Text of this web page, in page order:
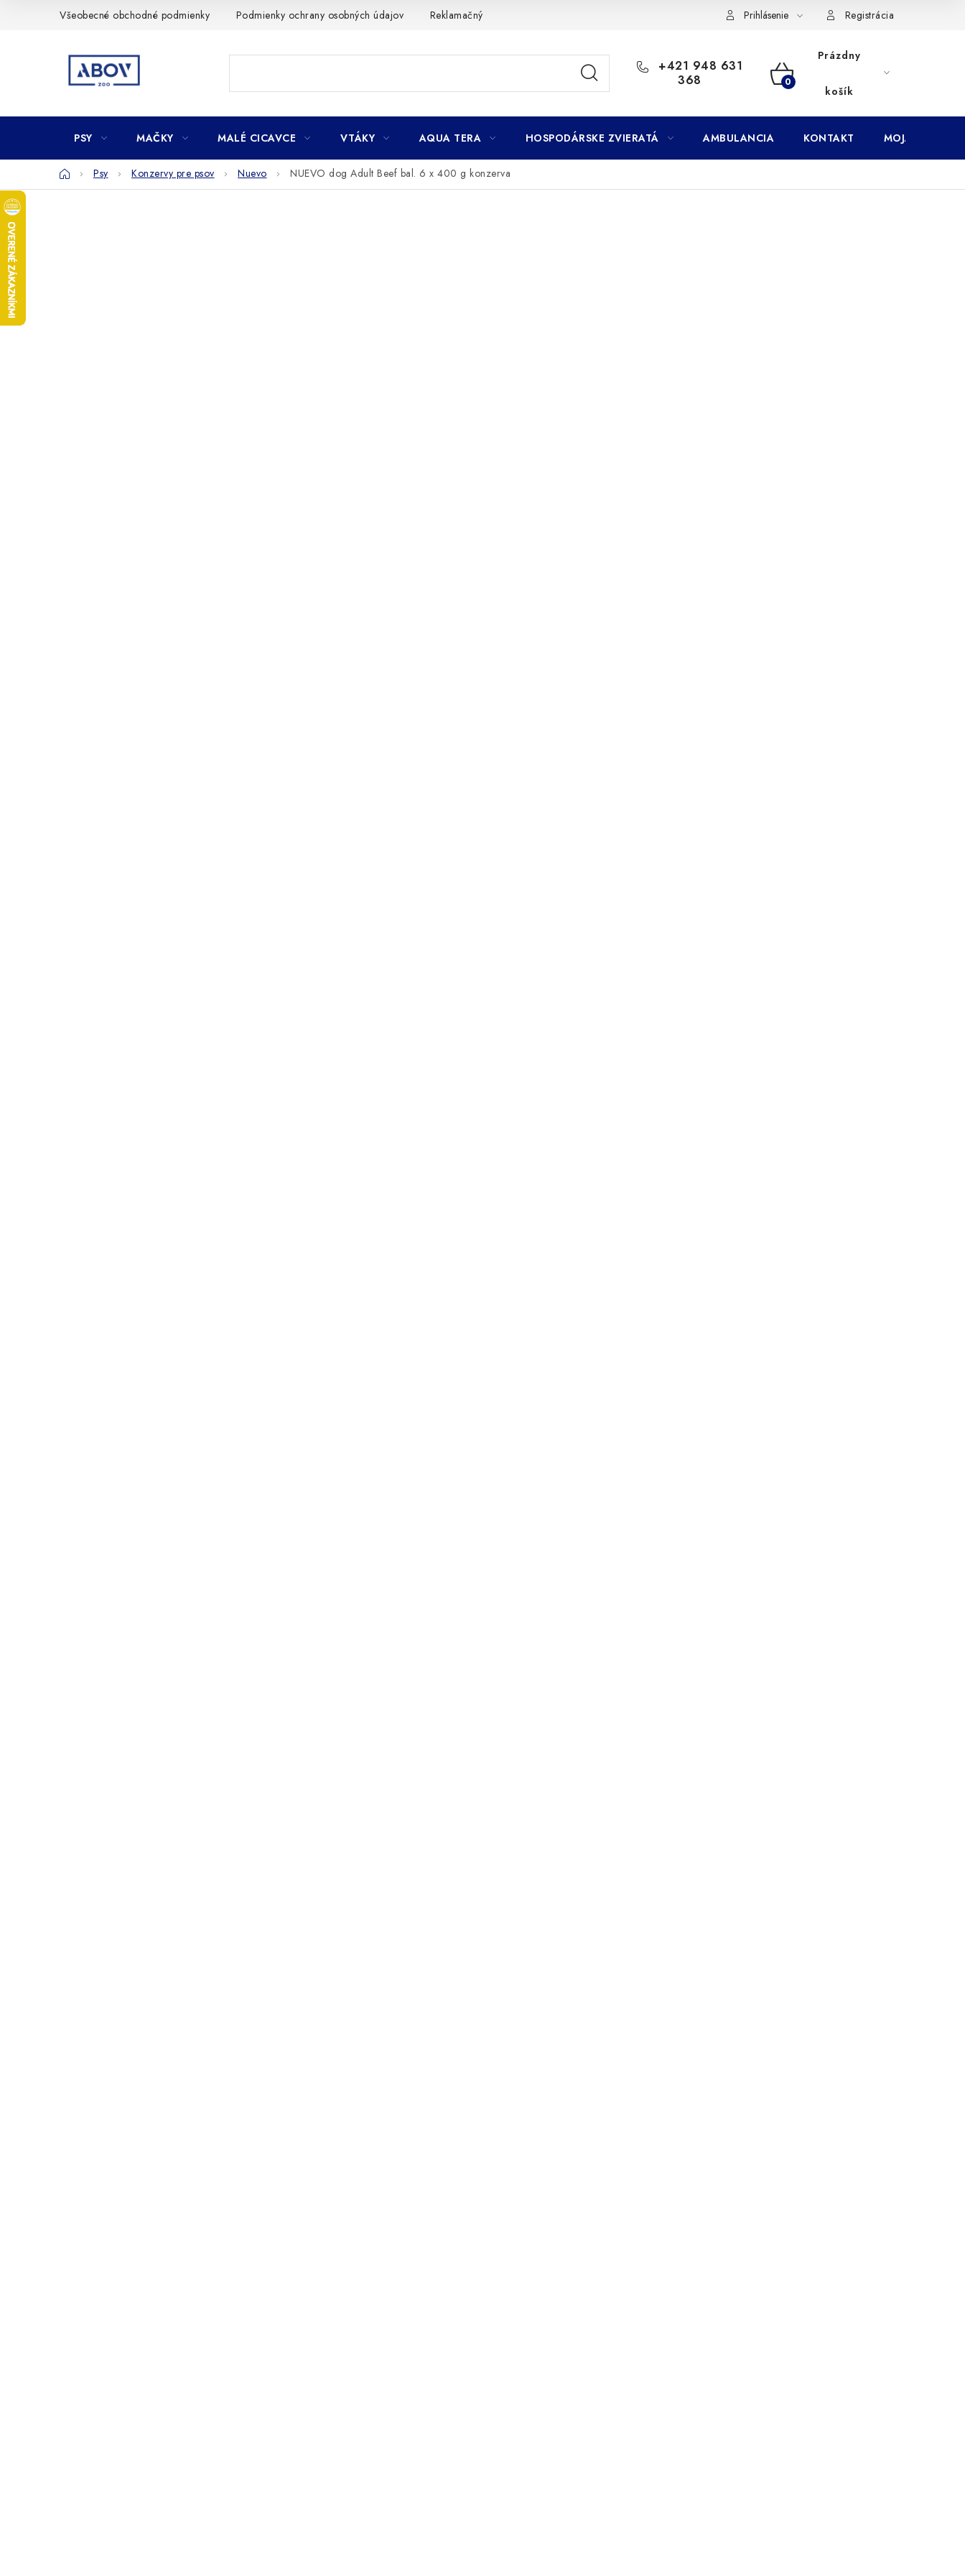
Všeobecné obchodné podmienky Podmienky ochrany osobných údajov Reklamačný poriadok Subory Cookies Vernostný program AbovZoo
Prihlásenie Registrácia
+421 948 631
368
NÁKUPNÝ
Prázdny
košík
PSY MAČKY MALÉ CICAVCE VTÁKY AQUA TERA HOSPODÁRSKE ZVIERATÁ AMBULANCIA KONTAKT MOJA
DomovPsy Konzervy pre psov Nuevo NUEVO dog Adult Beef bal. 6 x 400 g konzerva